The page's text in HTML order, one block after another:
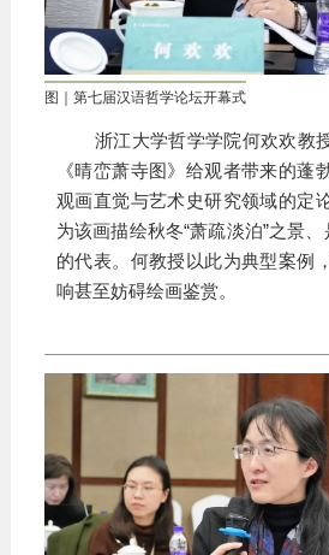
图｜第七届汉语哲学论坛开幕式
浙江大学哲学学院何欢欢教
《晴峦萧寺图》给观者带来的蓬
观画直觉与艺术史研究领域的定
为该画描绘秋冬“萧疏淡泊”之景、
的代表。何教授以此为典型案例
响甚至妨碍绘画鉴赏。